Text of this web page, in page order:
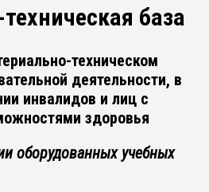
база
техническом
деятельности, в
инвалидов и лиц с
здоровья
оборудованных учебных